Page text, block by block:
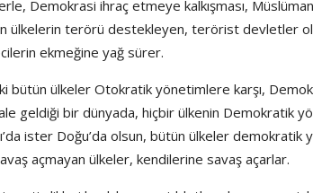
Demokrasi ihraç etmeye kalkışması,
ülkelerin terörü destekleyen, terörist devletler
ekmeğine yağ sürer.
bütün ülkeler Otokratik yönetimlere karşı,
geldiği bir dünyada, hiçbir ülkenin Demokratik
ister Doğu’da olsun, bütün ülkeler demokratik
açmayan ülkeler, kendilerine savaş açarlar.